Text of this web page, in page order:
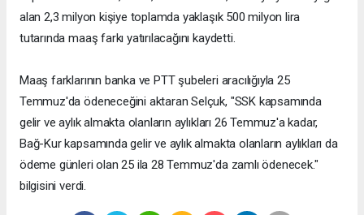
alan 2,3 milyon kişiye toplamda yaklaşık 500 milyon lira
tutarında maaş farkı yatırılacağını kaydetti.
Maaş farklarının banka ve PTT şubeleri aracılığıyla 25
Temmuz'da ödeneceğini aktaran Selçuk, "SSK kapsamında
gelir ve aylık almakta olanların aylıkları 26 Temmuz'a kadar,
Bağ-Kur kapsamında gelir ve aylık almakta olanların aylıkları da
ödeme günleri olan 25 ila 28 Temmuz'da zamlı ödenecek."
bilgisini verdi.